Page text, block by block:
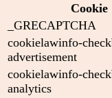
Cookie
_GRECAPTCHA
cookielawinfo-
advertisement
cookielawinfo-
analytics